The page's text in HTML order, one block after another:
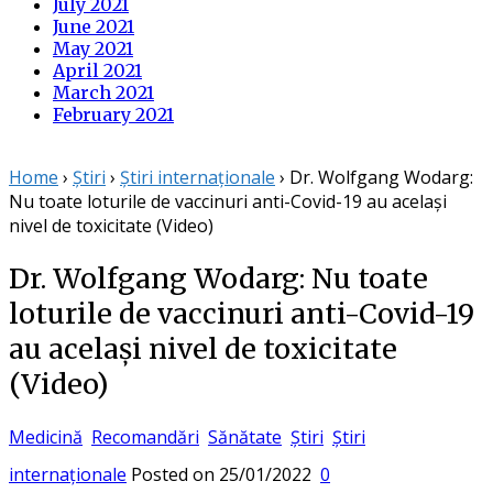
July 2021
June 2021
May 2021
April 2021
March 2021
February 2021
Home › Știri › Știri internaționale › Dr. Wolfgang Wodarg:
Nu toate loturile de vaccinuri anti-Covid-19 au același
nivel de toxicitate (Video)
Dr. Wolfgang Wodarg: Nu toate
loturile de vaccinuri anti-Covid-19
au același nivel de toxicitate
(Video)
Medicină Recomandări Sănătate Știri Știri
internaționale Posted on 25/01/2022 0